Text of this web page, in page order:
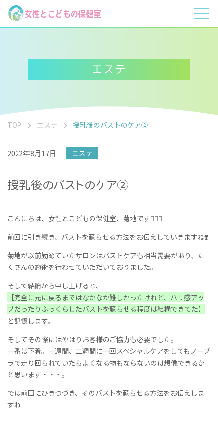
エステ
TOP エステ 授乳後のバストのケア②
2022年8月17日 エステ
授乳後のバストのケア②
こんにちは、女性とこどもの保健室、菊地です💆‍♀️✨
前回に引き続き、バストを蘇らせる方法をお伝えしていきますね❣️
菊地が以前勤めていたサロンはバストケアも相当需要があり、た
くさんの施術を行わせていただいておりました。
そして結論から申し上げると、
【完全に元に戻るまではなかなか難しかったけれど、ハリ感アッ
プだったりふっくらしたバストを蘇らせる程度は結構できてた】
と記憶します。
そしてその際にはやはりお客様のご協力も必要でした。
一番は下着。一週間、二週間に一回スペシャルケアをしてもノーブ
ラで走り回られていたらよくなる物もならないのは想像できるか
と思います・・・。
では前回にひきつづき、そのバストを蘇らせる方法をお伝えしま
すね